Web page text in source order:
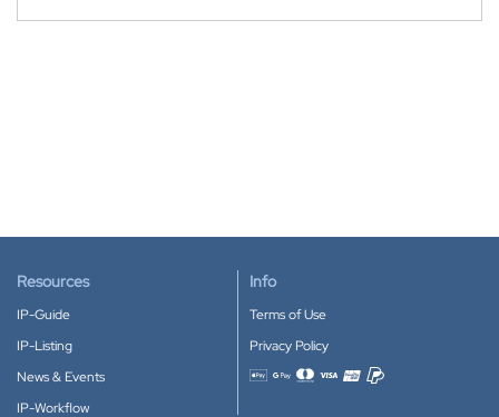
Resources
IP-Guide
IP-Listing
News & Events
IP-Workflow
Info
Terms of Use
Privacy Policy
Accepted payment methods